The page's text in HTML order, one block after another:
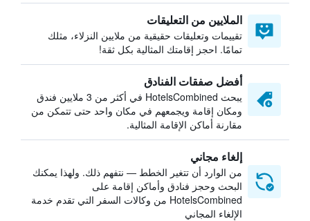
الملايين من التعليقات
تقييمات وتعليقات حقيقية من ملايين النزلاء، مثلك
تمامًا. احجز إقامتك المثالية بكل ثقة!
أفضل صفقات الفنادق
يبحث HotelsCombined في أكثر من 3 ملايين فندق
ومكان إقامة ويجمعهم في مكان واحد حتى تتمكن من
مقارنة أماكن الإقامة المثالية.
إلغاء مجاني
من الوارد أن تتغير الخطط — نتفهم ذلك. ولهذا يمكنك
البحث وحجز فنادق وأماكن إقامة على
HotelsCombined من وكالات السفر التي تقدم خدمة
الإلغاء المجاني